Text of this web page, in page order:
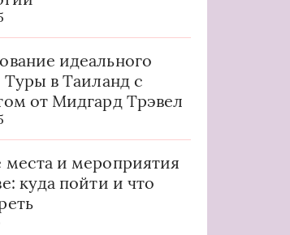
идеального
Туры в Таиланд с
от Мидгард Трэвел
и мероприятия
куда пойти и что